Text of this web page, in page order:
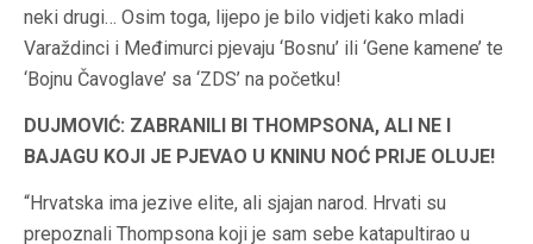
neki drugi… Osim toga, lijepo je bilo vidjeti kako mladi
Varaždinci i Međimurci pjevaju ‘Bosnu’ ili ‘Gene kamene’ te
‘Bojnu Čavoglave’ sa ‘ZDS’ na početku!
DUJMOVIĆ: ZABRANILI BI THOMPSONA, ALI NE I
BAJAGU KOJI JE PJEVAO U KNINU NOĆ PRIJE OLUJE!
“Hrvatska ima jezive elite, ali sjajan narod. Hrvati su
prepoznali Thompsona koji je sam sebe katapultirao u